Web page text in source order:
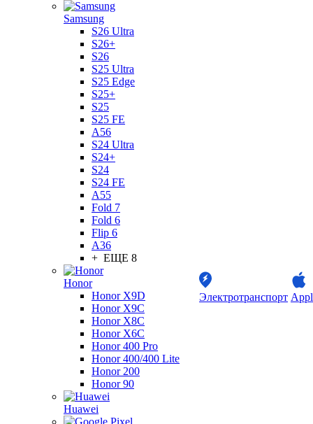
Samsung
S26 Ultra
S26+
S26
S25 Ultra
S25 Edge
S25+
S25
S25 FE
A56
S24 Ultra
S24+
S24
S24 FE
A55
Fold 7
Fold 6
Flip 6
A36
+ ЕЩЕ 8
Honor
Honor X9D
Honor X9C
Honor X8C
Honor X6C
Honor 400 Pro
Honor 400/400 Lite
Honor 200
Honor 90
Huawei
Электротранспорт